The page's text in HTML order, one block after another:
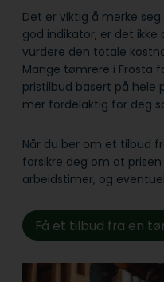
Det er viktig å merke
god indikator, er det
vurdere den totale
Mange tømrere i Frosta
pristilbud basert på
mer fordelaktig for deg
Når du ber om et tilbud
forsikre deg om at
arbeidstimer, og
Få et tilbud fra en